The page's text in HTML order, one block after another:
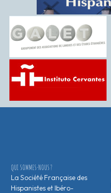
QUI SOMMES-NOUS ?
La Société Française des
Hispanistes et Ibéro-